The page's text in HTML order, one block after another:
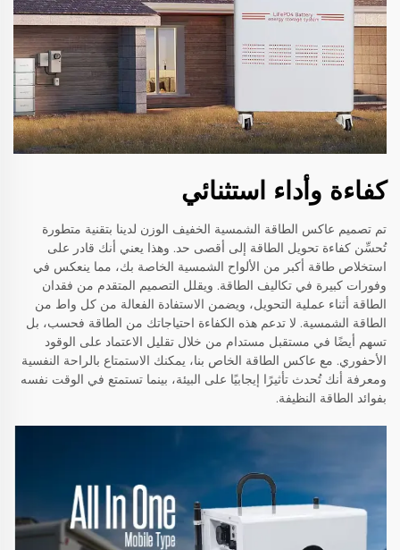
كفاءة وأداء استثنائي
تم تصميم عاكس الطاقة الشمسية الخفيف الوزن لدينا بتقنية متطورة
تُحسِّن كفاءة تحويل الطاقة إلى أقصى حد. وهذا يعني أنك قادر على
استخلاص طاقة أكبر من الألواح الشمسية الخاصة بك، مما ينعكس في
وفورات كبيرة في تكاليف الطاقة. ويقلل التصميم المتقدم من فقدان
الطاقة أثناء عملية التحويل، ويضمن الاستفادة الفعالة من كل واط من
الطاقة الشمسية. لا تدعم هذه الكفاءة احتياجاتك من الطاقة فحسب، بل
تسهم أيضًا في مستقبل مستدام من خلال تقليل الاعتماد على الوقود
الأحفوري. مع عاكس الطاقة الخاص بنا، يمكنك الاستمتاع بالراحة النفسية
ومعرفة أنك تُحدث تأثيرًا إيجابيًا على البيئة، بينما تستمتع في الوقت نفسه
بفوائد الطاقة النظيفة.